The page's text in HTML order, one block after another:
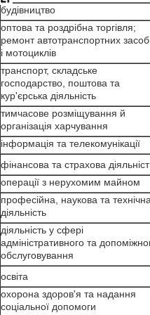
будівництво
оптова та роздрібна торгівля;
ремонт автотранспортних
і мотоциклів
транспорт, складське
господарство, поштова та
кур'єрська діяльність
тимчасове розміщування й
організація харчування
інформація та телекомунікації
фінансова та страхова
операції з нерухомим майном
професійна, наукова та
діяльність
діяльність у сфері
адміністративного та
обслуговування
освіта
охорона здоров'я та надання
соціальної допомоги
промисловість
будівництво
оптова та роздрібна торгівля;
ремонт автотранспортних
засобів і мотоциклів
транспорт, складське
господарство, поштова та
кур'єрська діяльність
тимчасове розміщування й
організація харчування
інформація та телекомунікації
фінансова та страхова
операції з нерухомим майном
професійна, наукова та
діяльність
діяльність у сфері
адміністративного та
допоміжного обслуговування
освіта
охорона здоров'я та надання
промисловість
будівництво
оптова та роздрібна торгівля;
ремонт автотранспортних
засобів і мотоциклів
транспорт, складське
господарство, поштова та
кур'єрська діяльність
тимчасове розміщування й
організація харчування
інформація та телекомунікації
фінансова та страхова
діяльність
операції з нерухомим майном
професійна, наукова та
діяльність
діяльність у сфері
адміністративного та
допоміжного обслуговування
освіта